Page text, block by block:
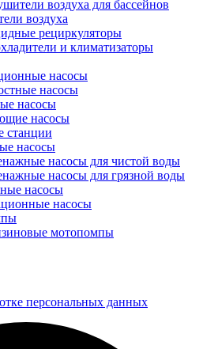
воздуха для бассейнов
воздуха
рециркуляторы
и климатизаторы
насосы
насосы
насосы
насосы
станции
насосы
насосы для чистой воды
насосы для грязной воды
насосы
насосы
мотопомпы
персональных данных